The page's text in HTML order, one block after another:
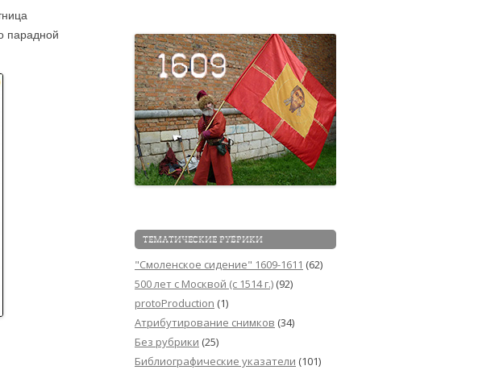
парадной
ТЕМАТИЧЕСКИЕ РУБРИКИ
"Смоленское сидение" 1609-1611 (62)
500 лет с Москвой (c 1514 г.) (92)
protoProduction (1)
Атрибутирование снимков (34)
Без рубрики (25)
Библиографические указатели (101)